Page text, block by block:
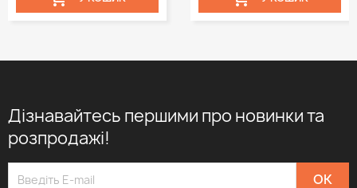
Дізнавайтесь першими про новинки та
розпродажі!